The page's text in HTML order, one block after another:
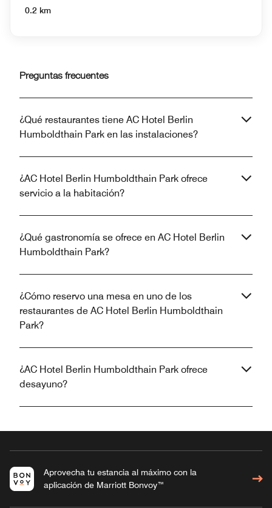
0.2 km
Preguntas frecuentes
¿Qué restaurantes tiene AC Hotel Berlin
Humboldthain Park en las instalaciones?
¿AC Hotel Berlin Humboldthain Park ofrece
servicio a la habitación?
¿Qué gastronomía se ofrece en AC Hotel Berlin
Humboldthain Park?
¿Cómo reservo una mesa en uno de los
restaurantes de AC Hotel Berlin Humboldthain
Park?
¿AC Hotel Berlin Humboldthain Park ofrece
desayuno?
Aprovecha tu estancia al máximo con la
aplicación de Marriott Bonvoy™